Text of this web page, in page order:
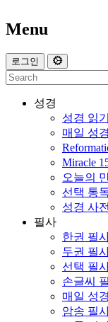
Menu
로그인
성경
성경 읽기
매일 성
Miracle
오늘의
선택 통
성경 사전
필사
한권 필
두권 필
선택 필
손글씨
매일 성
암송 필